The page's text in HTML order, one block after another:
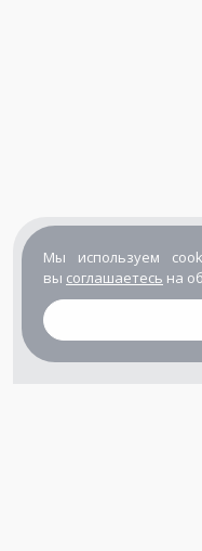
Мы используем
вы соглашаетесь на